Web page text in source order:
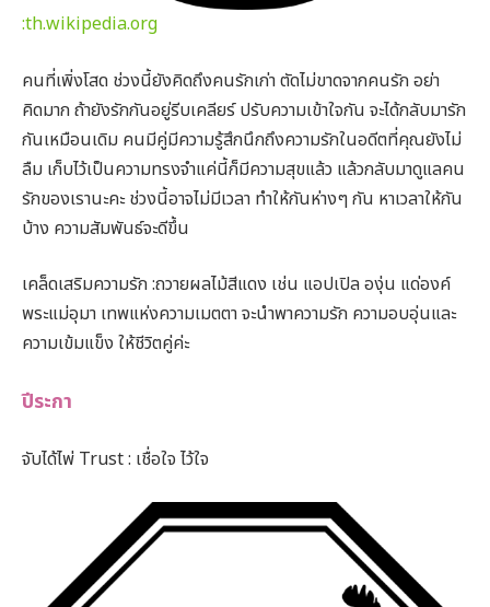
:th.wikipedia.org
คนที่เพิ่งโสด ช่วงนี้ยังคิดถึงคนรักเก่า ตัดไม่ขาดจากคนรัก อย่า
คิดมาก ถ้ายังรักกันอยู่รีบเคลียร์ ปรับความเข้าใจกัน จะได้กลับมารัก
กันเหมือนเดิม คนมีคู่มีความรู้สึกนึกถึงความรักในอดีตที่คุณยังไม่
ลืม เก็บไว้เป็นความทรงจำแค่นี้ก็มีความสุขแล้ว แล้วกลับมาดูแลคน
รักของเรานะคะ ช่วงนี้อาจไม่มีเวลา ทำให้กันห่างๆ กัน หาเวลาให้กัน
บ้าง ความสัมพันธ์จะดีขึ้น
เคล็ดเสริมความรัก :ถวายผลไม้สีแดง เช่น แอปเปิล องุ่น แด่องค์
พระแม่อุมา เทพแห่งความเมตตา จะนำพาความรัก ความอบอุ่นและ
ความเข้มแข็ง ให้ชีวิตคู่ค่ะ
ปีระกา
จับได้ไพ่ Trust : เชื่อใจ ไว้ใจ